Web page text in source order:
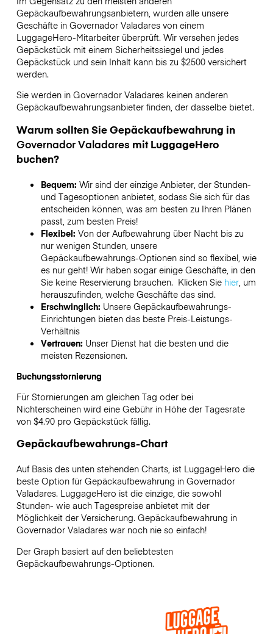
Gepäckaufbewahrungsanbietern,wurden alle unsere
Geschäfte in Governador Valadaresvon einem
LuggageHero-Mitarbeiter überprüft. Wir versehen jedes
Gepäckstück mit einem Sicherheitssiegel und jedes
Gepäckstück und sein Inhalt kann bis zu $2500versichert
werden.
Sie werden in Governador Valadareskeinen anderen
Gepäckaufbewahrungsanbieter finden, der dasselbe bietet.
Warum sollten Sie Gepäckaufbewahrung in
Governador Valadares mit LuggageHero
buchen?
Bequem: Wir sind der einzige Anbieter, der Stunden-
und Tagesoptionen anbietet, sodass Sie sich für das
entscheiden können, was am besten zu Ihren Plänen
passt, zum besten Preis!
Flexibel: Von der Aufbewahrung über Nacht bis zu
nur wenigen Stunden, unsere
Gepäckaufbewahrungs-Optionen sind so flexibel, wie
es nur geht! Wir haben sogar einige Geschäfte, in den
Sie keine Reservierung brauchen. Klicken Sie hier, um
herauszufinden, welche Geschäfte das sind.
Erschwinglich: Unsere Gepäckaufbewahrungs-
Einrichtungen bieten das beste Preis-Leistungs-
Verhältnis
Vertrauen: Unser Dienst hat die besten und die
meisten Rezensionen.
Buchungsstornierung
Für Stornierungen am gleichen Tag oder bei
Nichterscheinen wird eine Gebühr in Höhe der Tagesrate
von $4.90 pro Gepäckstück fällig.
Gepäckaufbewahrungs-Chart
Auf Basis des unten stehenden Charts, ist LuggageHero die
beste Option für Gepäckaufbewahrung in Governador
Valadares. LuggageHero ist die einzige, die sowohl
Stunden- wie auch Tagespreise anbietet mit der
Möglichkeit der Versicherung. Gepäckaufbewahrung in
Governador Valadareswar noch nie so einfach!
Der Graph basiert auf den beliebtesten
Gepäckaufbewahrungs-Optionen.